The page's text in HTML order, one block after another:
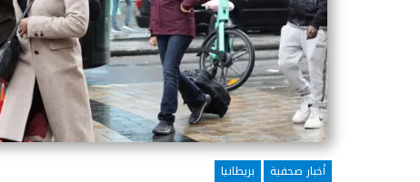
أخبار صحفية
بريطانيا